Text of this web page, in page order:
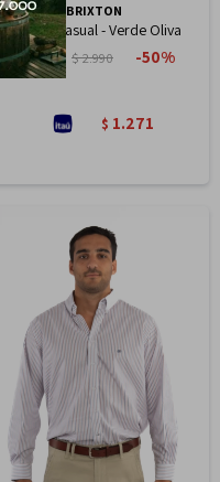
BRIXTON
Camisa Casual - Verde Oliva
$1.495 $2.990 50
$ 1.271